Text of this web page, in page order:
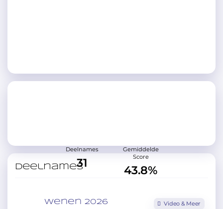
Deelnames
31
Gemiddelde
Score
43.8%
Deelnames
Wenen 2026 Video & Meer